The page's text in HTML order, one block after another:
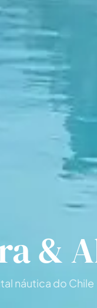
&
náutica do Chile
2 a 3 dias
resultados
📦 Pacotes multi-dias 17